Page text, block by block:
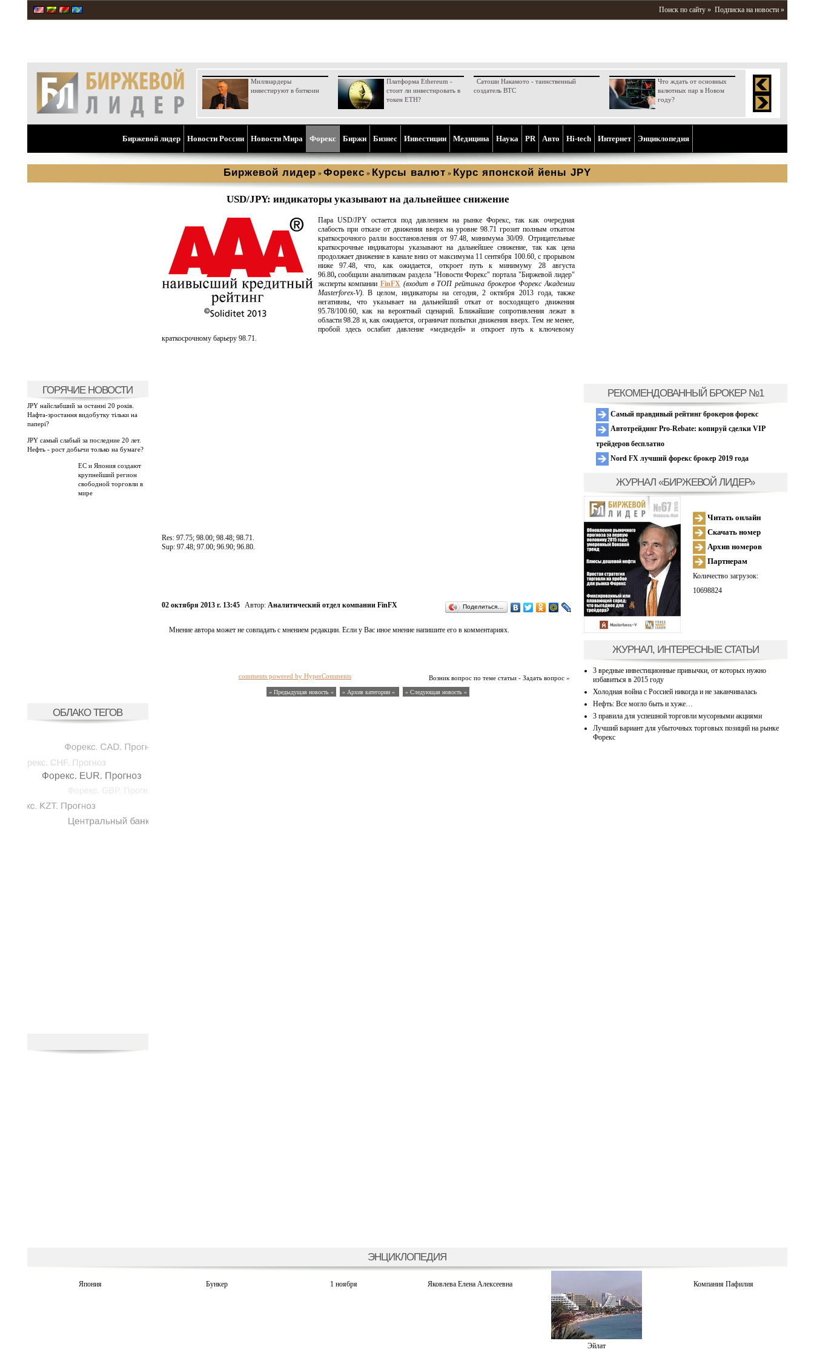
Поиск по сайту » Подписка на новости »
Миллиардеры
инвестируют в биткоин
Платформа Ethereum -
стоит ли инвестировать в
токен ETH?
Сатоши Накамото - таинственный
создатель BTC
Что ждать от основных
валютных пар в Новом
году?
Биржевой лидер Новости России Новости Мира Форекс Биржи Бизнес Инвестиции Медицина Наука PR Aвто Hi-tech Интернет Энциклопедия
Биржевой лидер » Форекс » Курсы валют » Курс японской йены JPY
ГОРЯЧИЕ НОВОСТИ
JPY найслабший за останні 20 років.
Нафта-зростання видобутку тільки на
папері?
JPY самый слабый за последние 20 лет.
Нефть - рост добычи только на бумаге?
ЕС и Япония создают
крупнейший регион
свободной торговли в
мире
ОБЛАКО ТЕГОВ
USD/JPY: индикаторы указывают на дальнейшее снижение
Пара USD/JPY остается под давлением на рынке Форекс, так как очередная
слабость при отказе от движения вверх на уровне 98.71 грозит полным откатом
краткосрочного ралли восстановления от 97.48, минимума 30/09. Отрицательные
краткосрочные индикаторы указывают на дальнейшее снижение, так как цена
продолжает движение в канале вниз от максимума 11 сентября 100.60, с прорывом
ниже 97.48, что, как ожидается, откроет путь к минимуму 28 августа
96.80,сообщили аналитикам раздела "Новости Форекс" портала "Биржевой лидер"
эксперты компанииFinFX (входит в ТОП рейтинга брокеров Форекс Академии
Masterforex-V). В целом, индикаторы на сегодня, 2 октября 2013 года, также
негативны, что указывает на дальнейший откат от восходящего движения
95.78/100.60, как на вероятный сценарий. Ближайшие сопротивления лежат в
области 98.28 и, как ожидается, ограничат попытки движения вверх. Тем не менее,
пробой здесь ослабит давление «медведей» и откроет путь к ключевому
краткосрочному барьеру 98.71.
Res: 97.75; 98.00; 98.48; 98.71.
Sup: 97.48; 97.00; 96.90; 96.80.
02 октября 2013 г. 13:45 Автор: Аналитический отдел компании FinFX Поделиться…
Мнение автора может не совпадать с мнением редакции. Если у Вас иное мнение напишите его в комментариях.
Возник вопрос по теме статьи - Задать вопрос »
comments powered by HyperComments
« Предыдущая новость « » Архив категории « » Следующая новость »
РЕКОМЕНДОВАННЫЙ БРОКЕР №1
Самый правдивый рейтинг брокеров форекс
Автотрейдинг Pro-Rebate: копируй сделки VIP
трейдеров бесплатно
Nord FX лучший форекс брокер 2019 года
ЖУРНАЛ «БИРЖЕВОЙ ЛИДЕР»
Читать онлайн
Скачать номер
Архив номеров
Партнерам
Количество загрузок:
10698824
ЖУРНАЛ, ИНТЕРЕСНЫЕ СТАТЬИ
3 вредные инвестиционные привычки, от которых нужно
избавиться в 2015 году
Холодная война с Россией никогда и не заканчивалась
Нефть: Все могло быть и хуже…
3 правила для успешной торговли мусорными акциями
Лучший вариант для убыточных торговых позиций на рынке
Форекс
ЭНЦИКЛОПЕДИЯ
Япония Бункер 1 ноября Яковлева Елена Алексеевна
Эйлат
Компания Пафилия